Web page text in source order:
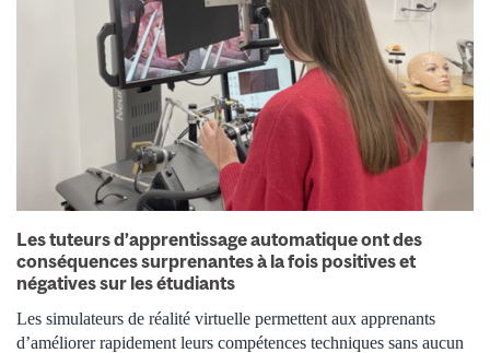
Les tuteurs d’apprentissage automatique ont des
conséquences surprenantes à la fois positives et
négatives sur les étudiants
Les simulateurs de réalité virtuelle permettent aux apprenants
d’améliorer rapidement leurs compétences techniques sans aucun